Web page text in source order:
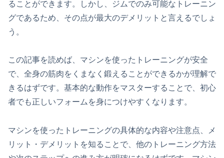
ることができます。しかし、ジムでのみ可能なトレーニン
グであるため、その点が最大のデメリットと言えるでしょ
う。
この記事を読めば、マシンを使ったトレーニングが安全
で、全身の筋肉をくまなく鍛えることができるかが理解で
きるはずです。基本的な動作をマスターすることで、初心
者でも正しいフォームを身につけやすくなります。
マシンを使ったトレーニングの具体的な内容や注意点、メ
リット・デメリットを知ることで、他のトレーニング方法